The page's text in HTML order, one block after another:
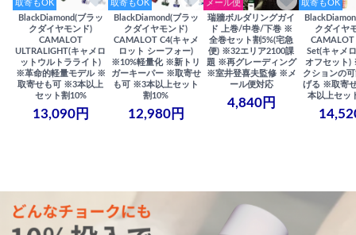
取寄もOK
BlackDiamond(ブラッ
クダイヤモンド)
CAMALOT
ULTRALIGHT(キャメロ
ットウルトラライト)
※革命的軽量モデル ※
取寄せも可 ※3本以上
セット割10%
13,090円
取寄もOK
BlackDiamond(ブラッ
クダイヤモンド)
CAMALOT C4(キャメ
ロット シーフォー)
※10%軽量化 ※新トリ
ガーキーパー ※取寄せ
も可 ※3本以上セット
割10%
12,980円
メール便
瑞牆ボルダリングガイ
ド 上巻/中巻/下巻 ※
全巻セット割5%(宅急
便) ※32エリア2100課
題 ※再グレーディング
※室井登喜夫監修 ※メ
ール便対応
4,840円
取寄もOK
クダイヤ
Set(キャメ
オフセット)
クションの
げる ※取寄
本以上セッ